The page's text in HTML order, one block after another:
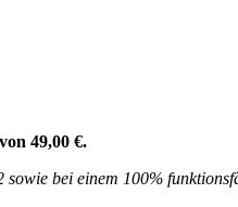
49,00 €.
bei einem 100%